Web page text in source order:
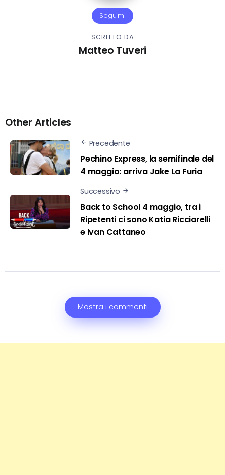
Seguimi
SCRITTO DA
Matteo Tuveri
Other Articles
Precedente
Pechino Express, la semifinale del
4 maggio: arriva Jake La Furia
Successivo
Back to School 4 maggio, tra i
Ripetenti ci sono Katia Ricciarelli
e Ivan Cattaneo
Mostra i commenti